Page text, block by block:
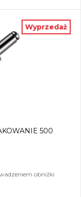
Wyprzedaż
500
obniżki